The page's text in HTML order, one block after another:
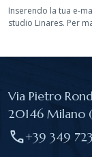
Inserendo la tua e-
studio Linares. Per
Via Pietro
20146 Milano
call+39 349